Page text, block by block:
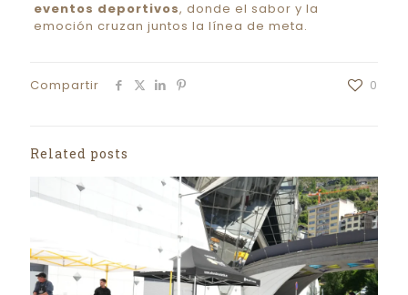
eventos deportivos, donde el sabor y la
emoción cruzan juntos la línea de meta.
Compartir 0
Related posts